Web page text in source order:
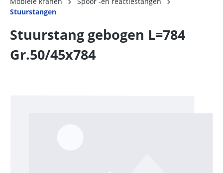
Stuurstangen
Stuurstang gebogen L=784
Gr.50/45x784